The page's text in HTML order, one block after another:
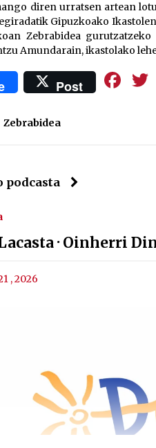
diren urratsen artean
Gipuzkoako
Zebrabidea
Amundarain, ikastolako
Post
Zebrabidea
podcasta
· Oinherri
, 2026